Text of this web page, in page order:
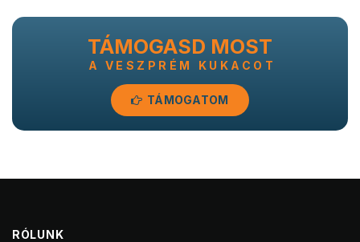
TÁMOGASD MOST
A VESZPRÉM KUKACOT
TÁMOGATOM
RÓLUNK